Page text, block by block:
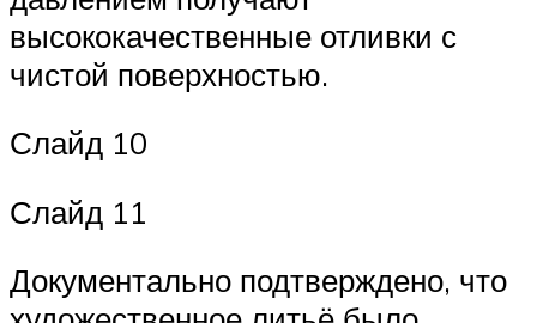
высококачественные отливки с
чистой поверхностью.
Слайд 10
Слайд 11
Документально подтверждено, что